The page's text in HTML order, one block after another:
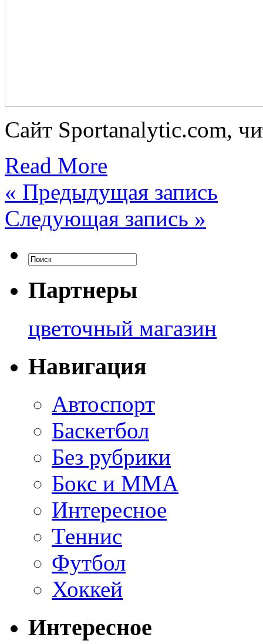
Сайт Sportanalytic.com,
Read More
« Предыдущая запись
Следующая запись »
Партнеры
цветочный магазин
Навигация
Автоспорт
Баскетбол
Без рубрики
Бокс и ММА
Интересное
Теннис
Футбол
Хоккей
Интересное